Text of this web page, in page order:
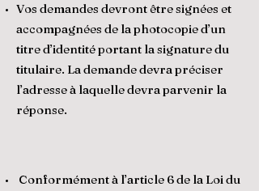
Vos demandes devront être signées et
accompagnées de la photocopie d’un
titre d’identité portant la signature du
titulaire. La demande devra préciser
l’adresse à laquelle devra parvenir la
réponse.
Conformément à l’article 6 de la Loi du